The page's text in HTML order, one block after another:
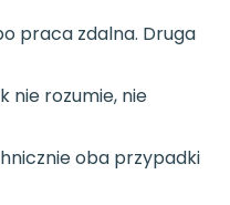
praca zdalna. Druga
nie rozumie, nie
oba przypadki